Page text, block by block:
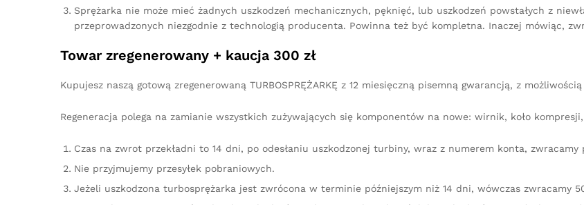
Sprężarka nie może mieć żadnych uszkodzeń mechanicznych, pęknięć, lub uszkodzeń powstałych z
przeprowadzonych niezgodnie z technologią producenta. Powinna też być kompletna. Inaczej mówiąc,
Towar zregenerowany + kaucja 300 zł
Kupujesz naszą gotową zregenerowaną TURBOSPRĘŻARKĘ z 12 miesięczną pisemną gwarancją, z
Regeneracja polega na zamianie wszystkich zużywających się komponentów na nowe: wirnik, koło
Czas na zwrot przekładni to 14 dni, po odesłaniu uszkodzonej turbiny, wraz z numerem konta,
Nie przyjmujemy przesyłek pobraniowych.
Jeżeli uszkodzona turbosprężarka jest zwrócona w terminie późniejszym niż 14 dni, wówczas zwracamy